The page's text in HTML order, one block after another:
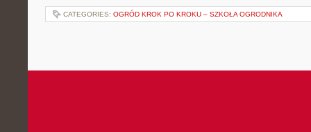
CATEGORIES: OGRÓD KROK PO KROKU – SZKOŁA OGRODNIKA